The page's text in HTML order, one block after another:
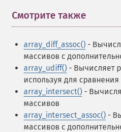
Смотрите также
array_diff_assoc() -
массивов с
array_udiff() - Вычисляет
используя для
array_intersect() -
массивов
array_intersect_assoc() -
массивов с